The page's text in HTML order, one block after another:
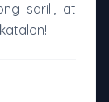
sarili, at